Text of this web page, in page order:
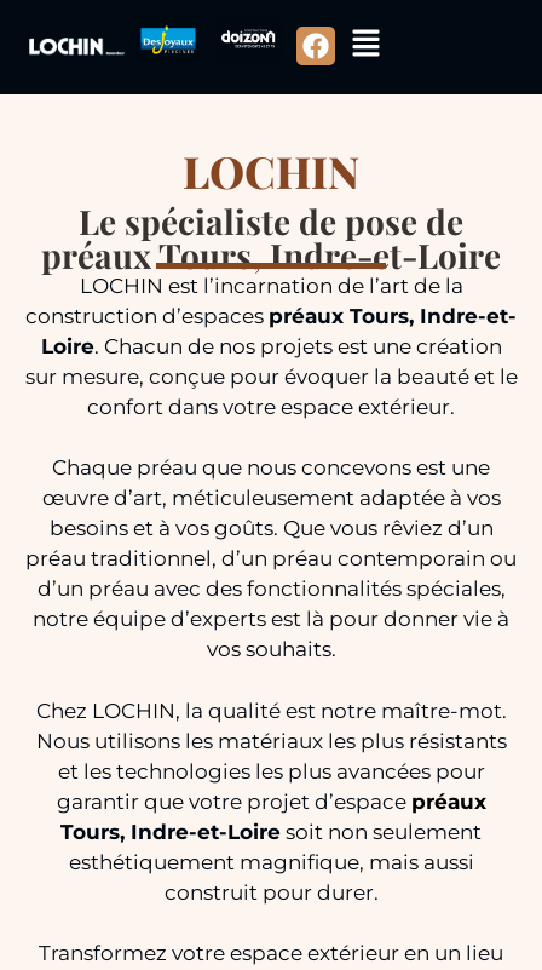
LOCHIN
Le spécialiste de pose de
préaux Tours, Indre-et-Loire
LOCHIN est l’incarnation de l’art de la
construction d’espaces préaux Tours, Indre-et-
Loire. Chacun de nos projets est une création
sur mesure, conçue pour évoquer la beauté et le
confort dans votre espace extérieur.
Chaque préau que nous concevons est une
œuvre d’art, méticuleusement adaptée à vos
besoins et à vos goûts. Que vous rêviez d’un
préau traditionnel, d’un préau contemporain ou
d’un préau avec des fonctionnalités spéciales,
notre équipe d’experts est là pour donner vie à
vos souhaits.
Chez LOCHIN, la qualité est notre maître-mot.
Nous utilisons les matériaux les plus résistants
et les technologies les plus avancées pour
garantir que votre projet d’espace préaux
Tours, Indre-et-Loire soit non seulement
esthétiquement magnifique, mais aussi
construit pour durer.
Transformez votre espace extérieur en un lieu